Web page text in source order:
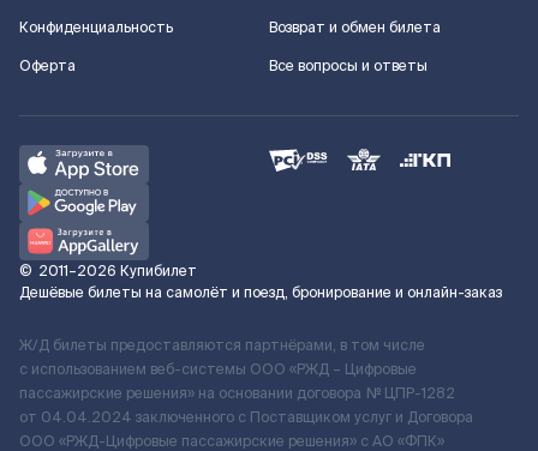
Конфиденциальность
Оферта
Возврат и обмен билета
Все вопросы и ответы
© 2011–2026 Купибилет
Дешёвые билеты на самолёт и поезд, бронирование и онлайн-заказ
Ж/Д билеты предоставляются партнёрами, в том числе
с использованием веб-системы ООО «РЖД – Цифровые
пассажирские решения» на основании договора № ЦПР-1282
от 04.04.2024 заключенного с Поставщиком услуг и Договора
ООО «РЖД-Цифровые пассажирские решения» c АО «ФПК»